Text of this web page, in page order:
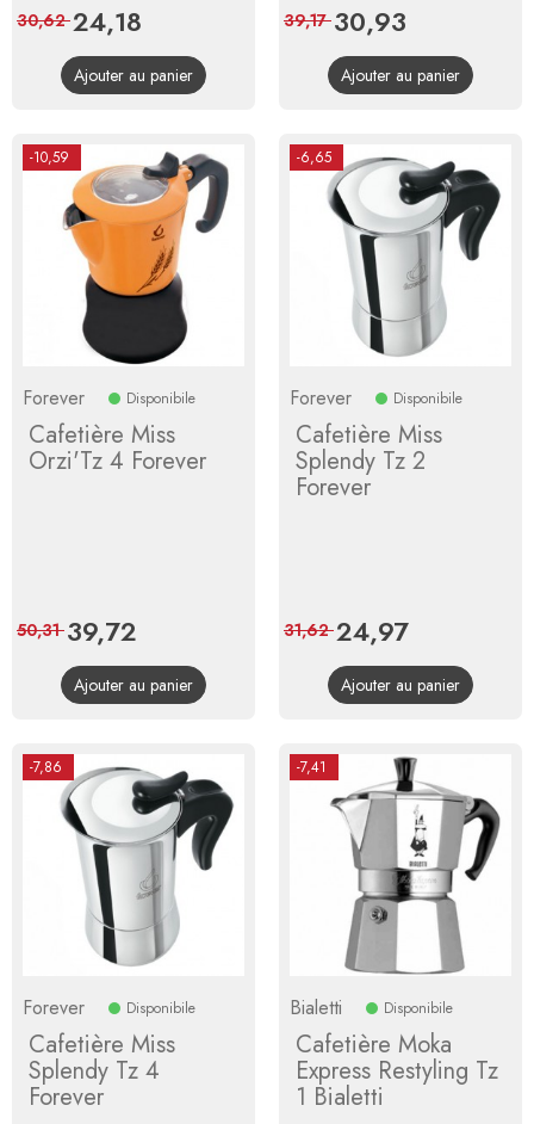
Prix
24,18
de
base
30,62
Ajouter au panier
Prix
30,93
de
base
39,17
Ajouter au panier
-10,59
Forever Disponibile
Cafetière Miss
Orzi'Tz 4 Forever
Prix
39,72
de
base
50,31
Ajouter au panier
-6,65
Forever Disponibile
Cafetière Miss
Splendy Tz 2
Forever
Prix
24,97
de
base
31,62
Ajouter au panier
-7,86
Forever Disponibile
Cafetière Miss
Splendy Tz 4
Forever
-7,41
Bialetti Disponibile
Cafetière Moka
Express Restyling Tz
1 Bialetti